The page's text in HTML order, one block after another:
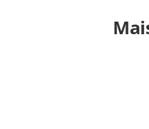
https://
grupo-